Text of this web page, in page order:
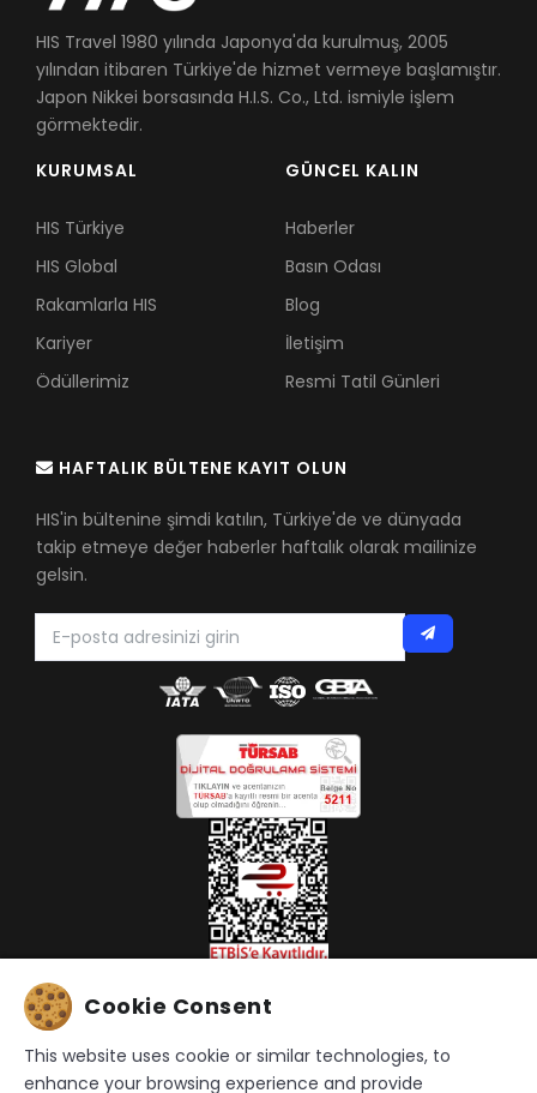
HIS Travel 1980 yılında Japonya'da kurulmuş, 2005
yılından itibaren Türkiye'de hizmet vermeye başlamıştır.
Japon Nikkei borsasında H.I.S. Co., Ltd. ismiyle işlem
görmektedir.
KURUMSAL
HIS Türkiye
HIS Global
Rakamlarla HIS
Kariyer
Ödüllerimiz
GÜNCEL KALIN
Haberler
Basın Odası
Blog
İletişim
Resmi Tatil Günleri
HAFTALIK BÜLTENE KAYIT OLUN
HIS'in bültenine şimdi katılın, Türkiye'de ve dünyada
takip etmeye değer haberler haftalık olarak mailinize
gelsin.
Cookie Consent
This website uses cookie or similar technologies, to
enhance your browsing experience and provide